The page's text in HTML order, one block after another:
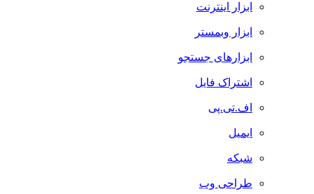
ابزار اینترنت
ابزار وبمستر
ابزارهای جستجو
اشتراک فایل
اف.تی.پی
ایمیل
شبکه
طراحی وب